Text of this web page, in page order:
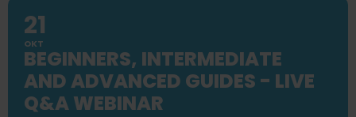
21
OKT
BEGINNERS, INTERMEDIATE
AND ADVANCED GUIDES - LIVE
Q&A WEBINAR